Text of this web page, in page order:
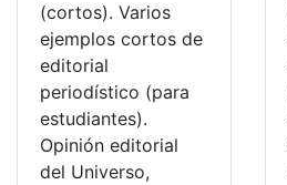
(cortos). Varios
ejemplos cortos de
editorial
periodístico (para
estudiantes).
Opinión editorial
del Universo,